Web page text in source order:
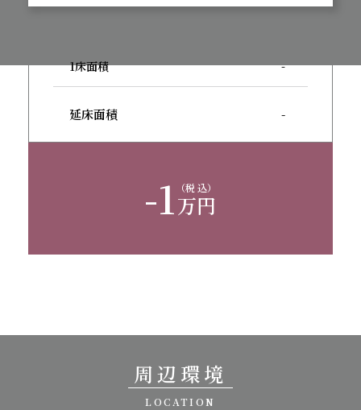
1床面積 -
延床面積 -
-1万円
（税 込）
周辺環境
LOCATION